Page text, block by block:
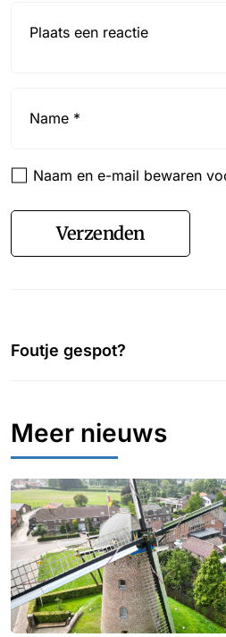
Naam en e-mail bewaren
Verzenden
Foutje gespot?
Meer nieuws